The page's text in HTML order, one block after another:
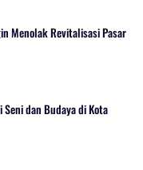
Menolak Revitalisasi Pasar
dan Budaya di Kota